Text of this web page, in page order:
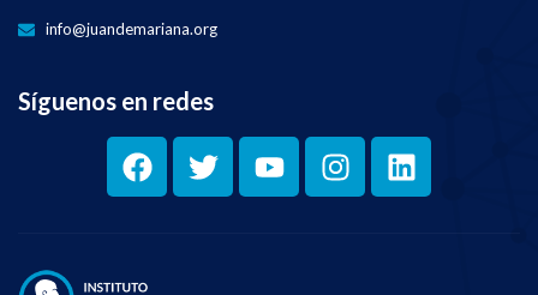
info@juandemariana.org
Síguenos en redes